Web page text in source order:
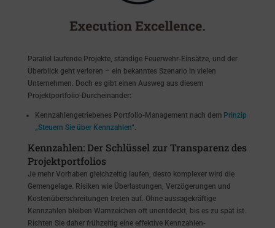
Parallel laufende Projekte, ständige Feuerwehr-Einsätze, und der
Überblick geht verloren – ein bekanntes Szenario in vielen
Unternehmen. Doch es gibt einen Ausweg aus diesem
Projektportfolio-Durcheinander:
Kennzahlengetriebenes Portfolio-Management nach dem Prinzip
„Steuern Sie über Kennzahlen“
Kennzahlen: Der Schlüssel zur Transparenz des
Projektportfolios
Je mehr Vorhaben gleichzeitig laufen, desto komplexer wird die
Gemengelage. Risiken wie Überlastungen, Verzögerungen und
Kostenüberschreitungen treten auf. Ohne aussagekräftige
Kennzahlen bleiben Warnzeichen oft unentdeckt, bis es zu spät ist.
Richten Sie daher frühzeitig eine effektive Kennzahlen-